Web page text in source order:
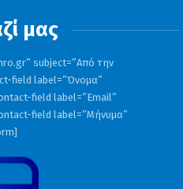
μας
” subject=”Από την
field label=”Όνομα”
field label=”Email”
field label=”Μήνυμα”